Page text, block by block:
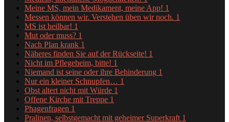
Meine MS, mein Medikament, meine App! 1
Messen können wir. Verstehen üben wir noch. 1
MS ist heilbar! 1
Mut oder muss? 1
Nach Plan krank 1
Näheres finden Sie auf der Rückseite! 1
Nicht im Pflegeheim, bitte! 1
Niemand ist seine oder ihre Behinderung 1
Nur ein kleiner Schnupfen… 1
Obst altert nicht mit Würde 1
Offene Kirche mit Treppe 1
Phagenfragen 1
Pralinen, selbstgemacht mit geheimer Superkraft 1